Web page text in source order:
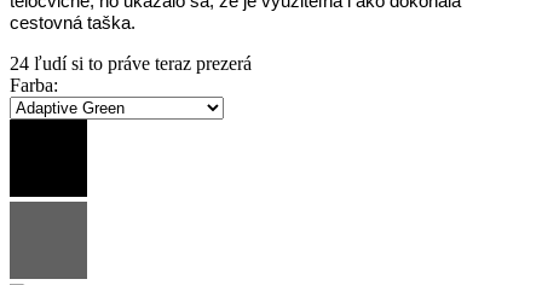
cestovná taška.
24 ľudí si to práve teraz prezerá
Farba: